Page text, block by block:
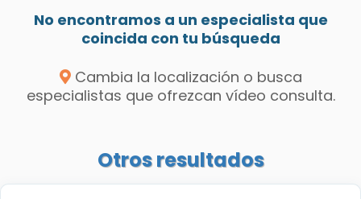
No encontramos a un especialista que
coincida con tu búsqueda
Cambia la localización o busca
especialistas que ofrezcan vídeo consulta.
Otros resultados